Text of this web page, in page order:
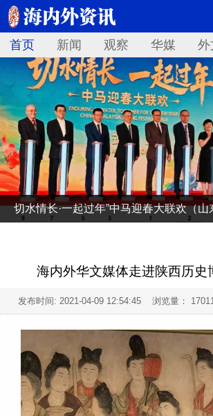
首页 新闻 观察 华媒 外
切水情长·一起过年”中马迎春大联欢（山
海内外华文媒体走进陕西历史
发布时间: 2021-04-09 12:54:45 浏览量：